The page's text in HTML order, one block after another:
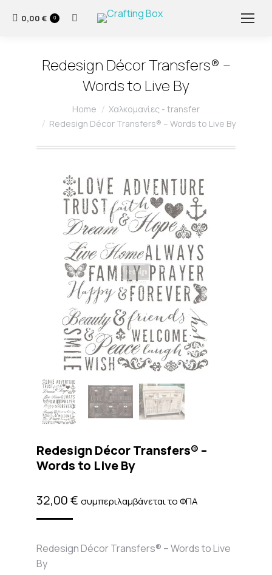
0,00 € 0 Search:
Redesign Décor Transfers® –
Words to Live By
You are here:
Home
Χαλκομανίες - transfer
Redesign Décor Transfers® – Words to Live By
Redesign Décor Transfers® –
Words to Live By
32,00€ συμπεριλαμβάνεται το ΦΠΑ
Redesign Décor Transfers® – Words to Live
By